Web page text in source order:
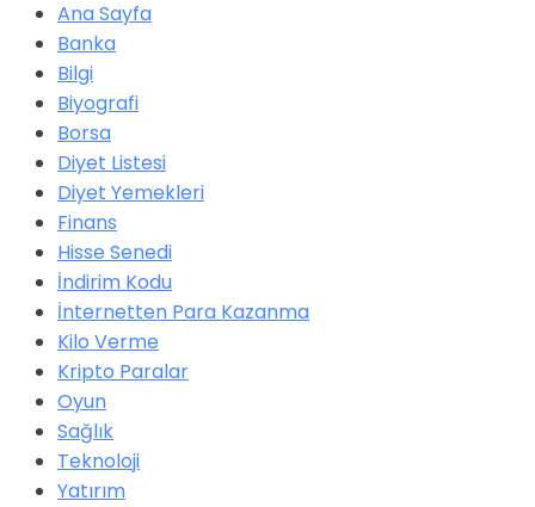
Ana Sayfa
Banka
Bilgi
Biyografi
Borsa
Diyet Listesi
Diyet Yemekleri
Finans
Hisse Senedi
İndirim Kodu
İnternetten Para Kazanma
Kilo Verme
Kripto Paralar
Oyun
Sağlık
Teknoloji
Yatırım